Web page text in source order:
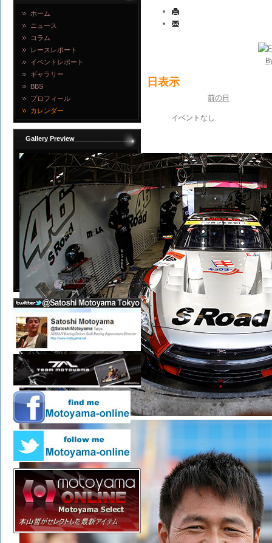
ホーム
ニュース
コラム
レースレポート
イベントレポート
ギャラリー
BBS
プロフィール
カレンダー
Gallery Preview
写真を見る
日表示
前の日
イベントなし